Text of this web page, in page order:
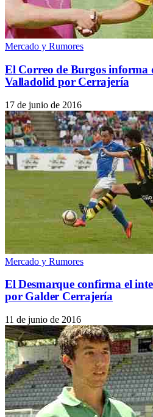
Mercado y Rumores
El Correo de Burgos informa
Valladolid por Cerrajería
17 de junio de 2016
Mercado y Rumores
El Desmarque confirma el
por Galder Cerrajería
11 de junio de 2016